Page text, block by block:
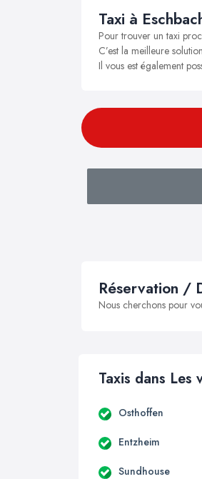
Taxi à
Pour trouver un taxi
C’est la meilleure
Il vous est également
Réservation /
Nous cherchons pour
Taxis dans Les
Osthoffen
Entzheim
Sundhouse